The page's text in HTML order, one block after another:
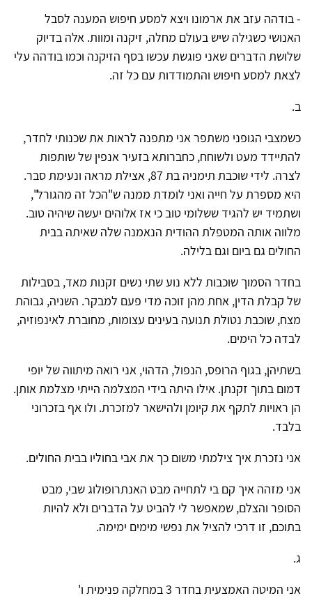
- בודהה עזב את ארמונו ויצא למסע חיפוש המענה לסבל
האנושי כשגילה שיש בעולם מחלה, זיקנה ומוות. אלה בדיוק
שלושת הדברים שאני פוגשת עכשו בסף הזיקנה וכמו בודהה עלי
לצאת למסע חיפוש והתמודדות עם כל זה.
ב.
כשמצבי הגופני משתפר אני מתפנה לראות את שכנותי לחדר,
להתיידד מעט ולשוחח, כחברותא בזעיר אנפין של שותפות
לצרה. לידי שוכבת תימניה בת 87, אצילת מראה ונעימת סבר.
היא מספרת על חייה ואני לומדת ממנה ש"הכל זה מהגורל",
ושתמיד יש להגיד ששלומי טוב כי אז אלוהים יעשה שיהיה טוב.
מלווה אותה המטפלת ההודית הנאמנה שלה שאיתה בבית
החולים גם ביום וגם בלילה.
בחדר הסמוך שוכבות ללא נוע שתי נשים זקנות מאד, בסבילות
של קבלת הדין, אחת מהן זוכה מדי פעם למבקר. השניה, גבוהת
מצח, שוכבת נטולת תנועה בעינים עצומות, מחוברת לאינפוזיה,
לבדה כל הימים.
בשתיהן, בגוף הרופס, הנפול, הדהוי, אני רואה מיתווה של יופי
דמום בתוך זקנתן. אילו היתה בידי המצלמה הייתי מצלמת אותן.
הן ראויות לתקף את קיומן ולהישאר למזכרת. ולו אף בזכרוני
בלבד.
אני נזכרת איך צילמתי משום כך את אבי בחוליו בבית החולים.
אני מזהה איך קם בי לתחייה מבט האנתרופולוג שבי, מבט
הסופר והצלם, שמאפשר לי להביט על הדברים ולא להיות
בתוכם, זו דרכי להציל את נפשי מימים ימימה.
ג.
אני המיטה האמצעית בחדר 3 במחלקה פנימית ו'